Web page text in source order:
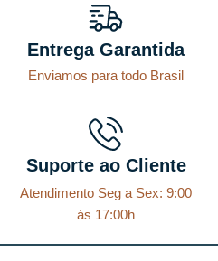
Entrega Garantida
Enviamos para todo Brasil
Suporte ao Cliente
Atendimento Seg a Sex: 9:00
ás 17:00h